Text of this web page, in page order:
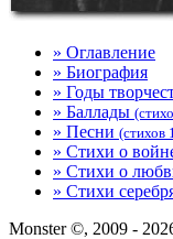
» Оглавление
» Биография
» Годы
» Баллады
» Песни (стихов
» Стихи о
» Стихи о
» Стихи
Monster ©, 2009 -